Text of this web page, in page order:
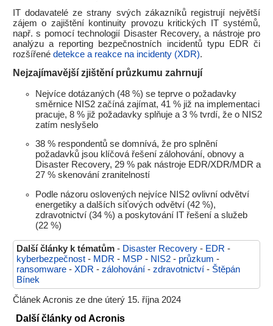
IT dodavatelé ze strany svých zákazníků registrují největší
zájem o zajištění kontinuity provozu kritických IT systémů,
např. s pomocí technologií Disaster Recovery, a nástroje pro
analýzu a reporting bezpečnostních incidentů typu EDR či
rozšířené detekce a reakce na incidenty (XDR).
Nejzajímavější zjištění průzkumu zahrnují
Nejvíce dotázaných (48 %) se teprve o požadavky
směrnice NIS2 začíná zajímat, 41 % již na implementaci
pracuje, 8 % již požadavky splňuje a 3 % tvrdí, že o NIS2
zatím neslyšelo
38 % respondentů se domnívá, že pro splnění
požadavků jsou klíčová řešení zálohování, obnovy a
Disaster Recovery, 29 % pak nástroje EDR/XDR/MDR a
27 % skenování zranitelností
Podle názoru oslovených nejvíce NIS2 ovlivní odvětví
energetiky a dalších síťových odvětví (42 %),
zdravotnictví (34 %) a poskytování IT řešení a služeb
(22 %)
Další články k tématům - Disaster Recovery - EDR -
kyberbezpečnost - MDR - MSP - NIS2 - průzkum -
ransomware - XDR - zálohování - zdravotnictví - Štěpán
Bínek
Článek Acronis ze dne úterý 15. října 2024
Další články od Acronis